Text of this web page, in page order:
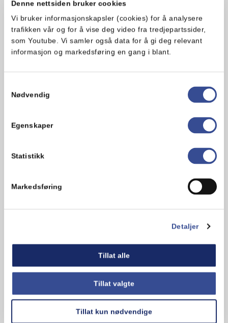
Denne nettsiden bruker cookies
Vi bruker informasjonskapsler (cookies) for å analysere
trafikken vår og for å vise deg video fra tredjepartssider,
som Youtube. Vi samler også data for å gi deg relevant
informasjon og markedsføring en gang i blant.
Nødvendig
Egenskaper
Statistikk
Markedsføring
Detaljer
Tillat alle
Tillat valgte
Tillat kun nødvendige
hver side. Skru temperaturen på platen
ned til lav, legg på lokk og la
kyllingbrystene steke videre i 7
minutter.
grønnsakene i skiver.
4. Rist brødskivene med en brødrister
eller under grillelementet i ovnen. Smør
kyllingbryst og avokado mellom to
Hva synes du om oppskriften?